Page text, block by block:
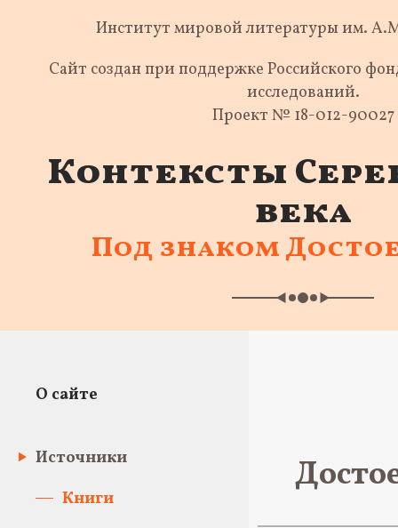
Институт мировой литературы им.
Сайт создан при поддержке Российского
исследований.
Проект № 18-012-90027
Контексты
века
Под знаком
О сайте
Источники
Книги